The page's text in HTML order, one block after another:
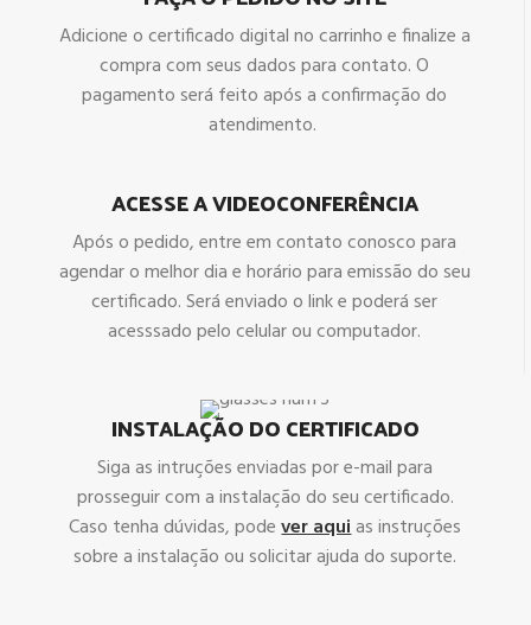
Adicione o certificado digital no carrinho e finalize a
compra com seus dados para contato. O
pagamento será feito após a confirmação do
atendimento.
ACESSE A VIDEOCONFERÊNCIA
Após o pedido, entre em contato conosco para
agendar o melhor dia e horário para emissão do seu
certificado. Será enviado o link e poderá ser
acesssado pelo celular ou computador.
INSTALAÇÃO DO CERTIFICADO
Siga as intruções enviadas por e-mail para
prosseguir com a instalação do seu certificado.
Caso tenha dúvidas, podever aquias instruções
sobre a instalação ou solicitar ajuda do suporte.